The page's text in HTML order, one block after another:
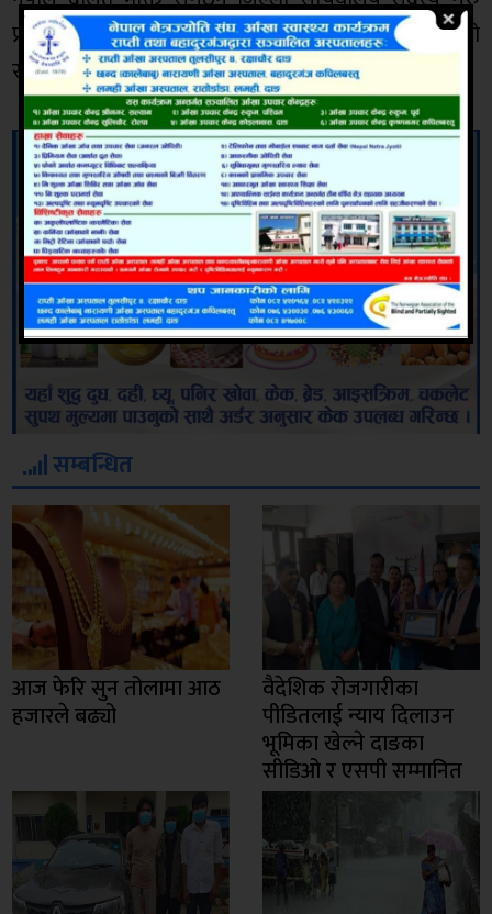
प्रसाद बिकको स्वागत मन्तव्यबाट सुरु भएको कार्यक्रमको
संचालन देब बहादुर सुनारले गर्नु भएको थियो ।
सम्बन्धित
आज फेरि सुन तोलामा आठ
हजारले बढ्यो
वैदेशिक रोजगारीका
पीडितलाई न्याय दिलाउन
भूमिका खेल्ने दाङका
सीडिओ र एसपी सम्मानित